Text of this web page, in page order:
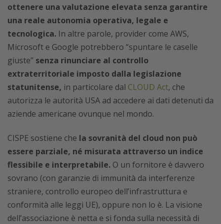
ottenere una valutazione elevata senza garantire
una reale autonomia operativa, legale e
tecnologica. In altre parole, provider come AWS,
Microsoft e Google potrebbero “spuntare le caselle
giuste” senza rinunciare al controllo
extraterritoriale imposto dalla legislazione
statunitense, in particolare dal CLOUD Act, che
autorizza le autorità USA ad accedere ai dati detenuti da
aziende americane ovunque nel mondo.
CISPE sostiene che la sovranità del cloud non può
essere parziale, né misurata attraverso un indice
flessibile e interpretabile. O un fornitore è davvero
sovrano (con garanzie di immunità da interferenze
straniere, controllo europeo dell’infrastruttura e
conformità alle leggi UE), oppure non lo è. La visione
dell’associazione è netta e si fonda sulla necessità di